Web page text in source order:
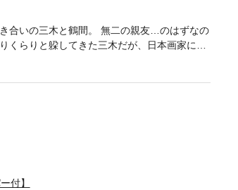
合いの三木と鶴間。 無二の親友…のはずなの
らりと躱してきた三木だが、日本画家にな
てるならもう会わない」と突き放され
付】